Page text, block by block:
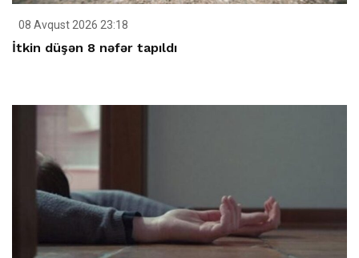
08 Avqust 2026 23:18
İtkin düşən 8 nəfər tapıldı